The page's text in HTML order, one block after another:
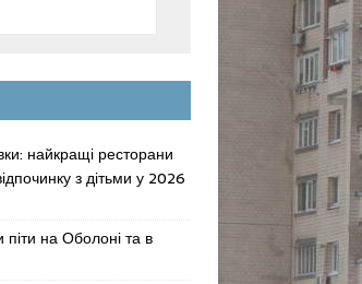
найкращі ресторани
з дітьми у 2026
піти на Оболоні та в